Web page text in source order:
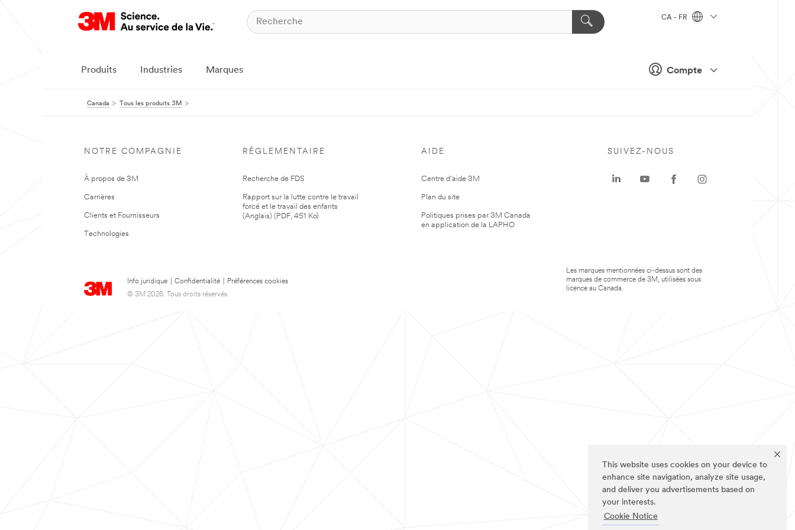
This website uses cookies on your device to
enhance site navigation, analyze site usage,
and deliver you advertisements based on
your interests.
Cookie Notice
Compte
CA - FR
Produits Industries Marques
Canada Tous les produits 3M
NOTRE COMPAGNIE
À propos de 3M
Carrières
Clients et Fournisseurs
Technologies
RÈGLEMENTAIRE
Recherche de FDS
Rapport sur la lutte contre le travail
forcé et le travail des enfants
(Anglais) (PDF, 451 Ko)
AIDE
Centre d'aide 3M
Plan du site
Politiques prises par 3M Canada
en application de la LAPHO
Info juridique Confidentialité
Préférences cookies
© 3M 2026. Tous droits réservés.
SUIVEZ-NOUS
Les marques mentionnées ci-dessus sont des
marques de commerce de 3M, utilisées sous
licence au Canada.